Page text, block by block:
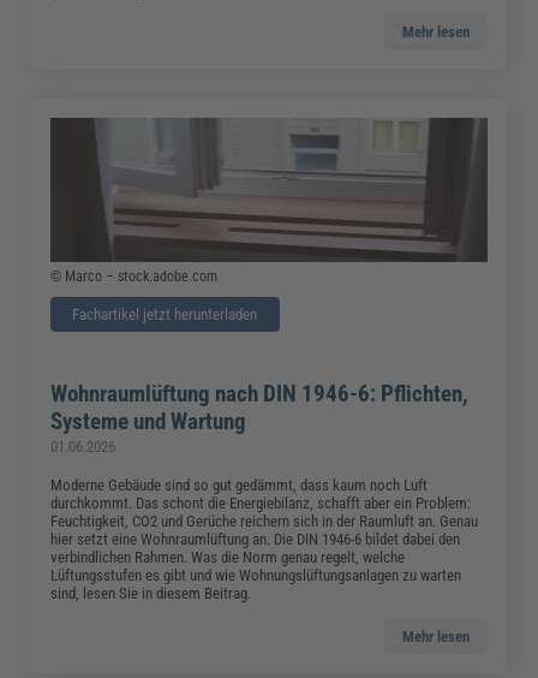
Mehr lesen
© Marco – stock.adobe.com
Fachartikel jetzt herunterladen
Wohnraumlüftung nach DIN 1946-6: Pflichten,
Systeme und Wartung
01.06.2026
Moderne Gebäude sind so gut gedämmt, dass kaum noch Luft
durchkommt. Das schont die Energiebilanz, schafft aber ein Problem:
Feuchtigkeit, CO2 und Gerüche reichern sich in der Raumluft an. Genau
hier setzt eine Wohnraumlüftung an. Die DIN 1946-6 bildet dabei den
verbindlichen Rahmen. Was die Norm genau regelt, welche
Lüftungsstufen es gibt und wie Wohnungslüftungsanlagen zu warten
sind, lesen Sie in diesem Beitrag.
Mehr lesen